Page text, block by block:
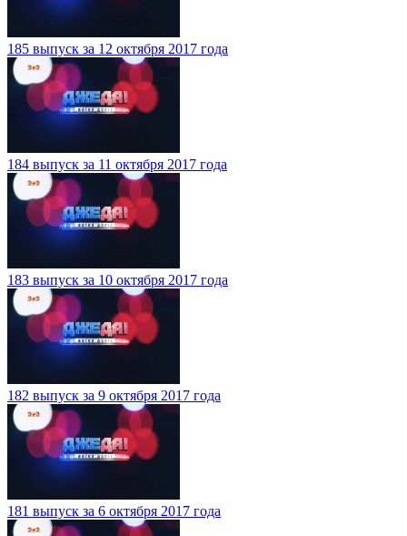
185 выпуск за 12 октября 2017 года
184 выпуск за 11 октября 2017 года
183 выпуск за 10 октября 2017 года
182 выпуск за 9 октября 2017 года
181 выпуск за 6 октября 2017 года